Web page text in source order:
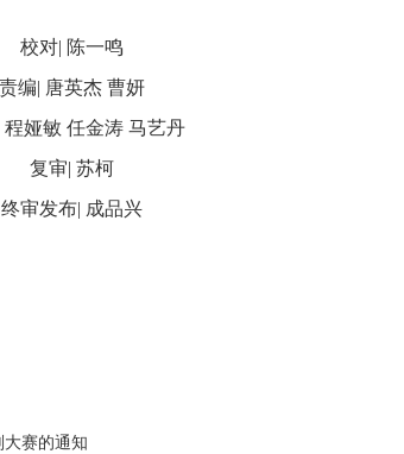
校对| 陈一鸣
责编| 唐英杰 曹妍
程娅敏 任金涛 马艺丹
复审| 苏柯
终审发布| 成品兴
大赛的通知